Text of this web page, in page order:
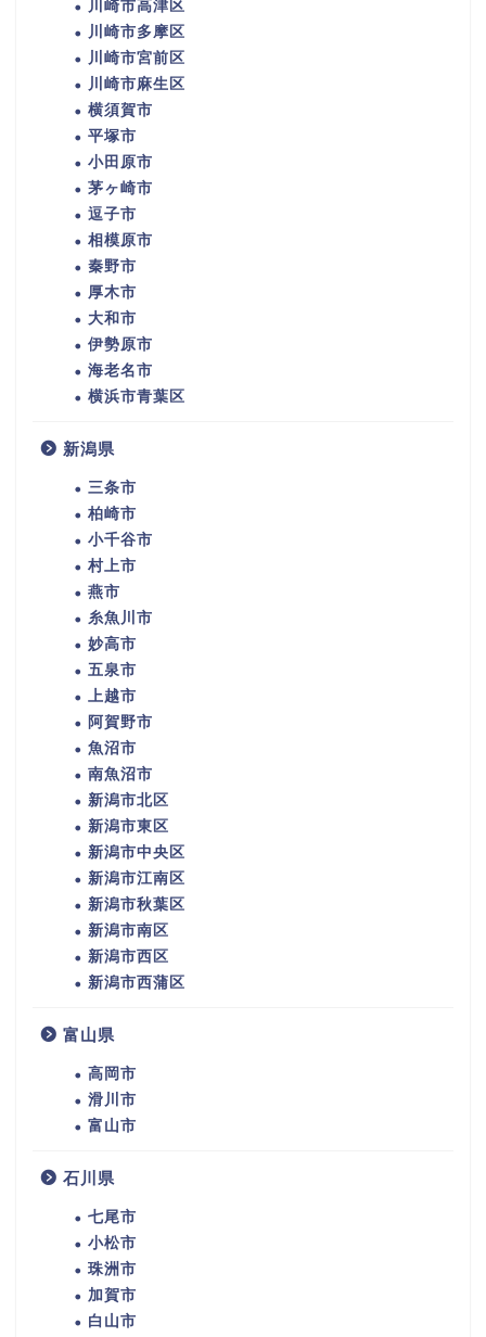
川崎市高津区
川崎市多摩区
川崎市宮前区
川崎市麻生区
横須賀市
平塚市
小田原市
茅ヶ崎市
逗子市
相模原市
秦野市
厚木市
大和市
伊勢原市
海老名市
横浜市青葉区
新潟県
三条市
柏崎市
小千谷市
村上市
燕市
糸魚川市
妙高市
五泉市
上越市
阿賀野市
魚沼市
南魚沼市
新潟市北区
新潟市東区
新潟市中央区
新潟市江南区
新潟市秋葉区
新潟市南区
新潟市西区
新潟市西蒲区
富山県
高岡市
滑川市
富山市
石川県
七尾市
小松市
珠洲市
加賀市
白山市